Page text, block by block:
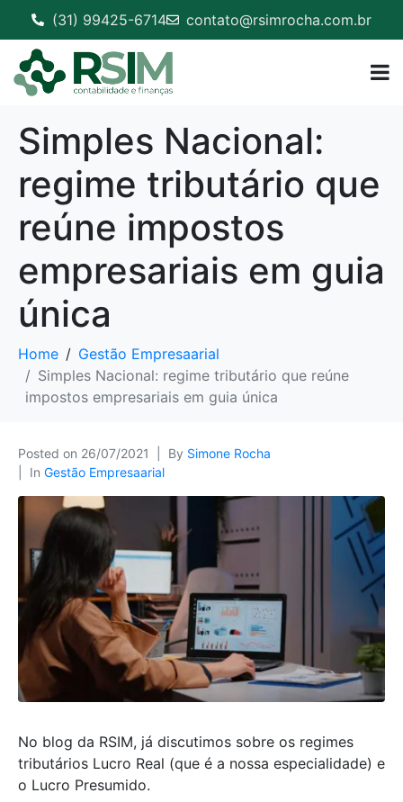
(31) 99425-6714 contato@rsimrocha.com.br
Simples Nacional:
regime tributário que
reúne impostos
empresariais em guia
única
Home
Gestão Empresaarial
Simples Nacional: regime tributário que reúne
impostos empresariais em guia única
Posted on 26/07/2021 By Simone Rocha
In Gestão Empresaarial
No blog da RSIM, já discutimos sobre os regimes
tributários Lucro Real (que é a nossa especialidade) e
o Lucro Presumido.